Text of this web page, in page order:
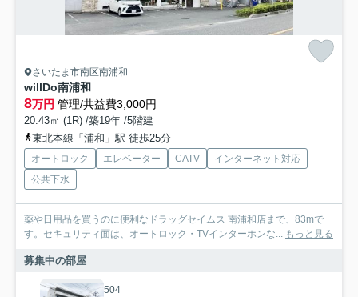
さいたま市南区南浦和
willDo南浦和
8万円 管理/共益費3,000円
20.43㎡ (1R) /築19年 /5階建
東北本線「浦和」駅 徒歩25分
オートロック エレベーター CATV
インターネット対応
公共下水
薬や日用品を買うのに便利なドラッグセイムス 南浦和店まで、83mで
す。セキュリティ面は、オートロック・TVインターホンな... もっと見る
募集中の部屋
504